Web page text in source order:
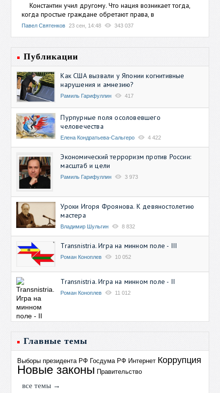
Константин учил другому. Что нация возникает тогда,
когда простые граждане обретают права, в
Павел Святенков 23 сен, 14:48 343 037
Публикации
Как США вызвали у Японии когнитивные
нарушения и амнезию?
Рамиль Гарифуллин 417
Пурпурные поля осоловевшего
человечества
Елена Кондратьева-Сальгеро 4 422
Экономический терроризм против России:
масштаб и цели
Рамиль Гарифуллин 3 973
Уроки Игоря Фроянова. К девяностолетию
мастера
Владимир Шульгин 8 832
Transnistria. Игра на минном поле - III
Роман Коноплев 10 052
Transnistria. Игра на минном поле - II
Роман Коноплев 11 012
Главные темы
Выборы президента РФ Госдума РФ Интернет Коррупция
Новые законы Правительство
все темы →